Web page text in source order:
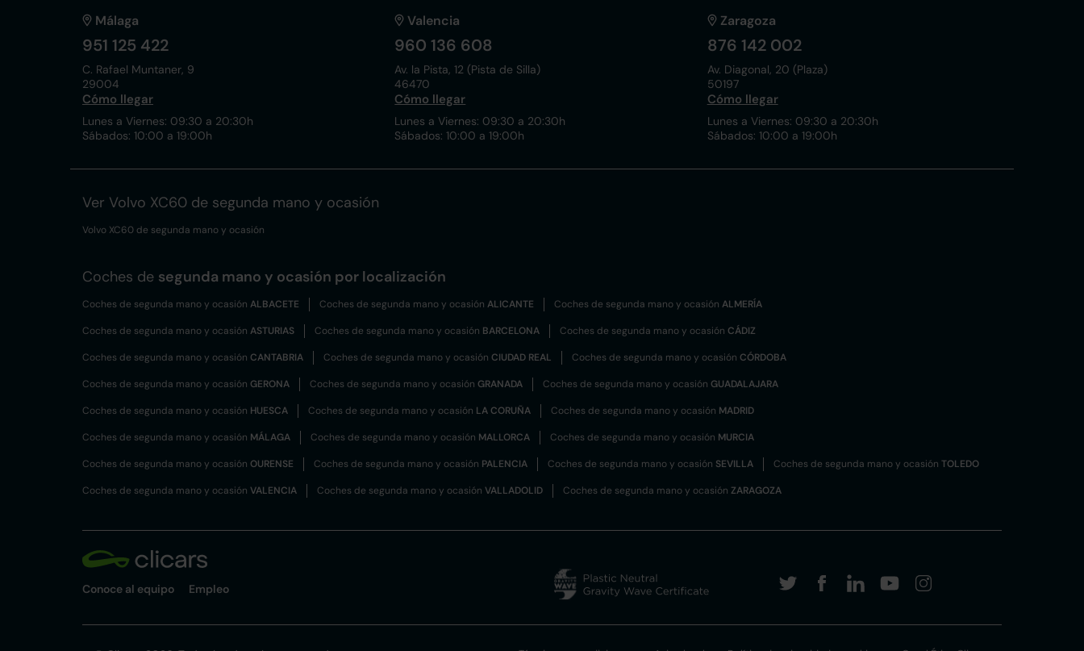
Málaga
951 125 422
C. Rafael Muntaner, 9
29004
Cómo llegar
Lunes a Viernes: 09:30 a 20:30h
Sábados: 10:00 a 19:00h
Valencia
960 136 608
Av. la Pista, 12 (Pista de Silla)
46470
Cómo llegar
Lunes a Viernes: 09:30 a 20:30h
Sábados: 10:00 a 19:00h
Zaragoza
876 142 002
Av. Diagonal, 20 (Plaza)
50197
Cómo llegar
Lunes a Viernes: 09:30 a 20:30h
Sábados: 10:00 a 19:00h
Ver Volvo XC60 de segunda mano y ocasión
Volvo XC60 de segunda mano y ocasión
Coches de segunda mano y ocasión por localización
Coches de segunda mano y ocasión ALBACETE Coches de segunda mano y ocasión ALICANTE Coches de segunda mano y ocasión ALMERÍA
Coches de segunda mano y ocasión ASTURIAS Coches de segunda mano y ocasión BARCELONA Coches de segunda mano y ocasión CÁDIZ
Coches de segunda mano y ocasión CANTABRIA Coches de segunda mano y ocasión CIUDAD REAL Coches de segunda mano y ocasión CÓRDOBA
Coches de segunda mano y ocasión GERONA Coches de segunda mano y ocasión GRANADA Coches de segunda mano y ocasión GUADALAJARA
Coches de segunda mano y ocasión HUESCA Coches de segunda mano y ocasión LA CORUÑA Coches de segunda mano y ocasión MADRID
Coches de segunda mano y ocasión MÁLAGA Coches de segunda mano y ocasión MALLORCA Coches de segunda mano y ocasión MURCIA
Coches de segunda mano y ocasión OURENSE Coches de segunda mano y ocasión PALENCIA Coches de segunda mano y ocasión SEVILLA Coches de segunda mano y ocasión TOLEDO
Coches de segunda mano y ocasión VALENCIA Coches de segunda mano y ocasión VALLADOLID Coches de segunda mano y ocasión ZARAGOZA
Conoce al equipo Empleo